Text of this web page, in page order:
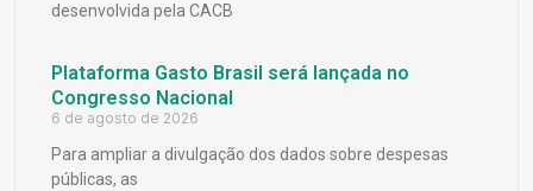
desenvolvida pela CACB
Plataforma Gasto Brasil será lançada no
Congresso Nacional
6 de agosto de 2026
Para ampliar a divulgação dos dados sobre despesas
públicas, as